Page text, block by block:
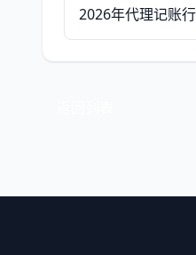
2026年代理记账